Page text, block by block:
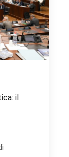
il